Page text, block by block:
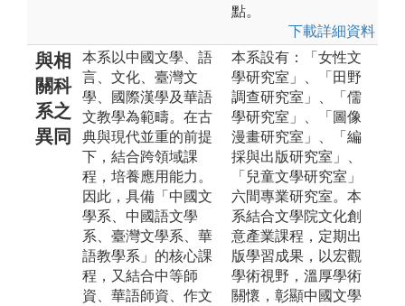
點。
下載詳細資料
與相
關科
系之
異同
本系以中國文學、語
言、文化、臺灣文
學、國際漢學及華語
文教學為範疇。在古
典與現代並重的前提
下，結合跨領域課
程，培養應用能力。
因此，具備「中國文
學系、中國語文學
系、臺灣文學系、華
語教學系」的核心課
程，又結合中等師
資、華語師資、作文
本系設有：「女性文
學研究室」、「田野
調查研究室」、「儒
學研究室」、「圖像
漫畫研究室」、「編
採與出版研究室」、
「兒童文學研究室」
六間專業研究室。本
系結合文學院文化創
意產業課程，定期出
版學習成果，以宏觀
學術視野，溫厚學術
關懷，彰顯中國文學